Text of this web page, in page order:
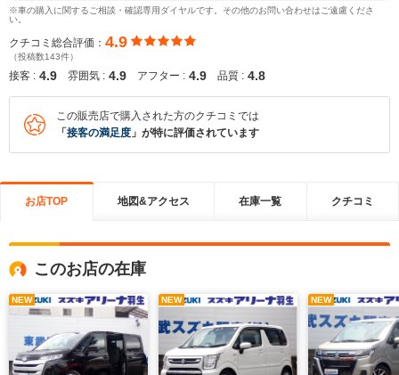
※車の購入に関するご相談・確認専用ダイヤルです。その他のお問い合わせはご遠慮くださ
い。
クチコミ総合評価： 4.9
（投稿数143件）
接客 : 4.9 雰囲気 : 4.9 アフター : 4.9 品質 : 4.8
この販売店で購入された方のクチコミでは
「 接客の満足度 」が特に評価されています
お店TOP 地図&アクセス 在庫一覧 クチコミ
このお店の在庫
NEW NEW NEW